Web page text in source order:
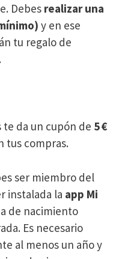
Debes realizar una
y en ese
tu regalo de
te da un cupón de 5 €
tus compras.​
ser miembro del
instalada la app Mi
de nacimiento
Es necesario
al menos un año y